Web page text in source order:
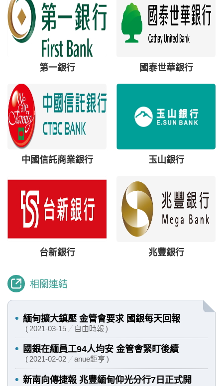
第一銀行 國泰世華銀行
中國信託商業銀行 玉山銀行
台新銀行 兆豐銀行
相關連結
緬甸擴大鎮壓 金管會要求 國銀每天回報
2021-03-15 自由時報
國銀在緬員工94人均安 金管會緊盯後續
2021-02-02 anue鉅亨
新南向傳捷報 兆豐緬甸仰光分行7日正式開